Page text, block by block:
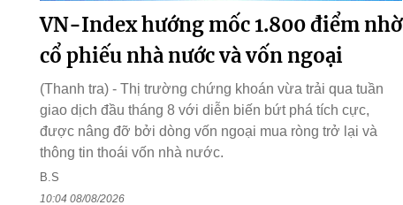
VN-Index hướng mốc 1.800 điểm nhờ
cổ phiếu nhà nước và vốn ngoại
(Thanh tra) - Thị trường chứng khoán vừa trải qua tuần
giao dịch đầu tháng 8 với diễn biến bứt phá tích cực,
được nâng đỡ bởi dòng vốn ngoại mua ròng trở lại và
thông tin thoái vốn nhà nước.
B.S
10:04 08/08/2026